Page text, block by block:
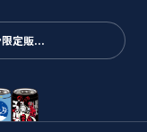
定販...